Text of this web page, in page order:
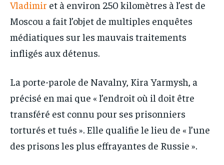
Vladimir et à environ 250 kilomètres à l’est de
Moscou a fait l’objet de multiples enquêtes
médiatiques sur les mauvais traitements
infligés aux détenus.
La porte-parole de Navalny, Kira Yarmysh, a
précisé en mai que « l’endroit où il doit être
transféré est connu pour ses prisonniers
torturés et tués ». Elle qualifie le lieu de « l’une
des prisons les plus effrayantes de Russie ».